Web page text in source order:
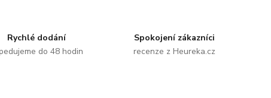
Rychlé dodání
do 48 hodin
Spokojení zákazníci
recenze z Heureka.cz